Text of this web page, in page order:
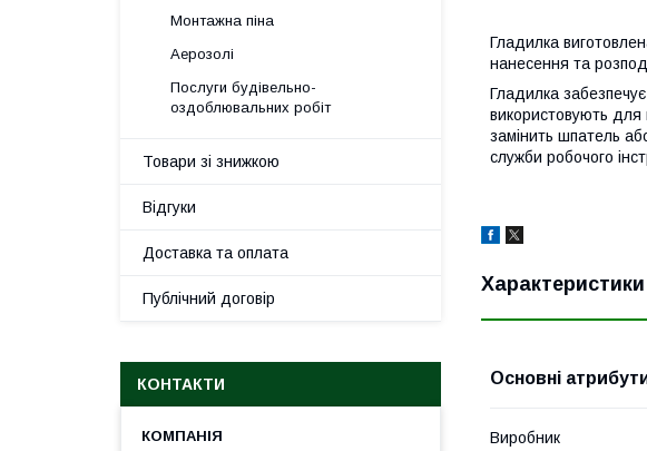
Гладилка
нанесення та
Гладилка
використовують для
замінить шпатель
служби робочого
Характеристики
Основні
Виробник
Монтажна піна
Аерозолі
Послуги будівельно-
оздоблювальних робіт
Товари зі знижкою
Відгуки
Доставка та оплата
Публічний договір
КОНТАКТИ